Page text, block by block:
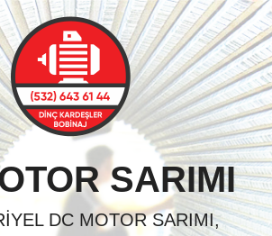
SARIMI
DC MOTOR SARIMI,